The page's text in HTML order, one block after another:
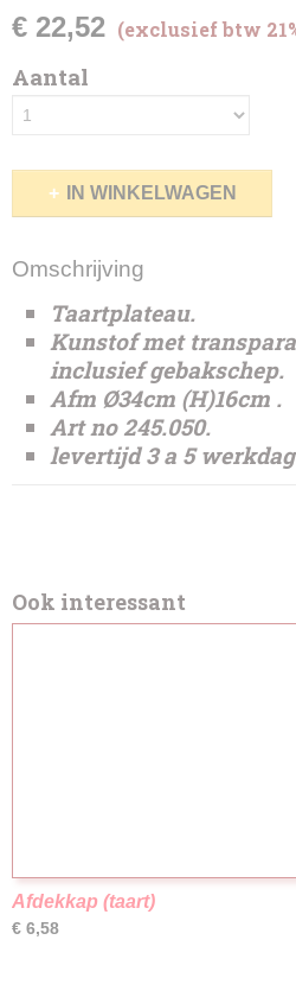
€ 22,52 (exclusief btw
Aantal
IN WINKELWAGEN
Omschrijving
Taartplateau.
Kunstof met
inclusief gebakschep.
Afm Ø34cm (H)16cm .
Art no 245.050.
levertijd 3 a 5
Ook interessant
Afdekkap (taart)
€ 6,58